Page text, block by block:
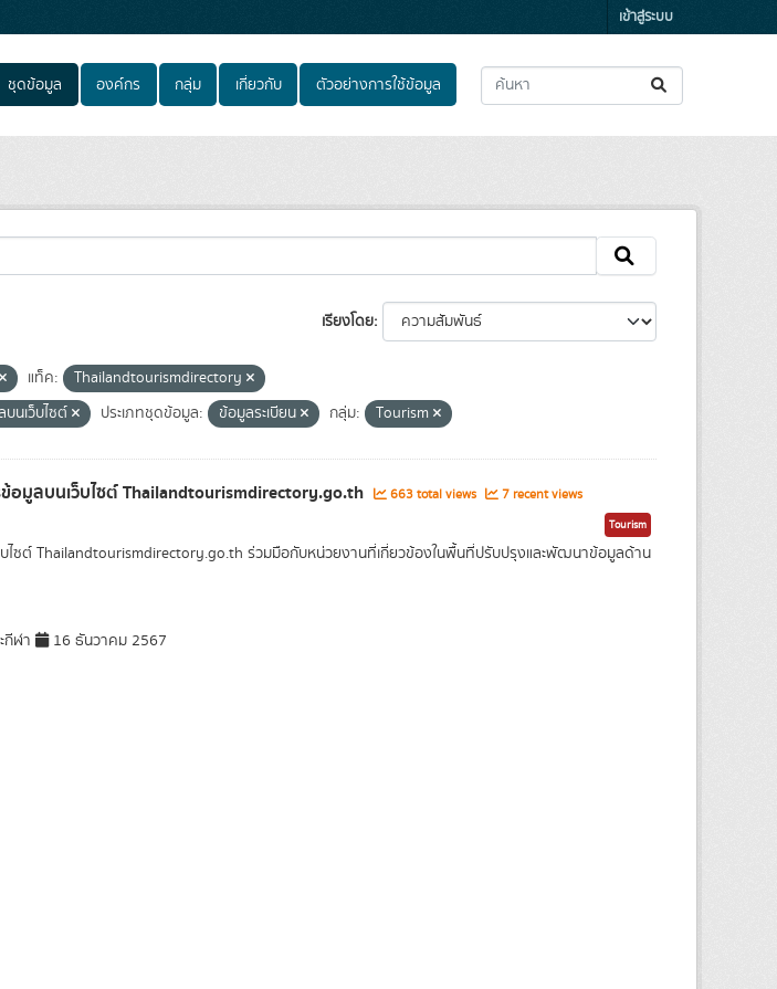
เข้าสู่ระบบ
ชุดข้อมูล องค์กร กลุ่ม เกี่ยวกับ ตัวอย่างการใช้ข้อมูล
เรียงโดย
แท็ค:
Thailandtourismdirectory
นเว็บไซต์
ประเภทชุดข้อมูล: ข้อมูลระเบียน กลุ่ม: Tourism
อมูลบนเว็บไซต์ Thailandtourismdirectory.go.th 663 total views 7 recent views
Tourism
บไซต์ Thailandtourismdirectory.go.th ร่วมมือกับหน่วยงานที่เกี่ยวข้องในพื้นที่ปรับปรุงและพัฒนาข้อมูลด้าน
กีฬา 16 ธันวาคม 2567